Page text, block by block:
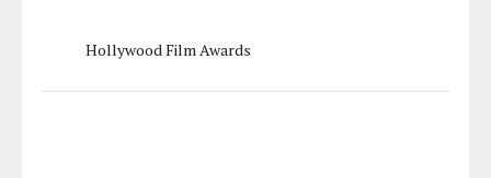
Hollywood Film Awards